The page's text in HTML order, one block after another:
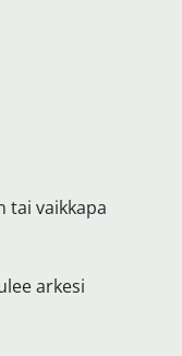
tai vaikkapa
arkesi